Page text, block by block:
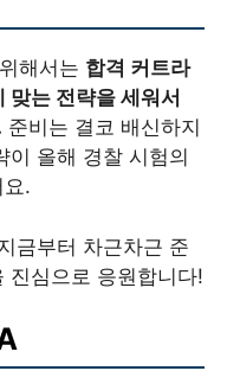
해서는 합격 커트라
맞는 전략을 세워서
준비는 결코 배신하지
이 올해 경찰 시험의
.
금부터 차근차근 준
진심으로 응원합니다!